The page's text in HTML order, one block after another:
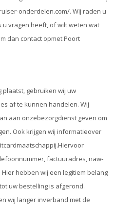
onderdelen.com/. Wij raden u
u vragen heeft, of wilt weten wat
dan contact opmet Poort
gebruiken wij uw
af te kunnen handelen. Wij
aan onzebezorgdienst geven om
Ook krijgen wij informatieover
factuuradres, naw-
hebben wij een legitiem belang
uw bestelling is afgerond.
wij langer inverband met de